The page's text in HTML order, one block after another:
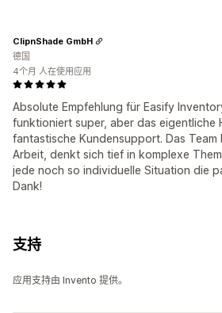
Absolute Empfehlung für Easify
funktioniert super, aber das eigentliche
fantastische Kundensupport. Das
Arbeit, denkt sich tief in komplexe
jede noch so individuelle Situation die
Dank!
ClipnShade GmbH
德国
4个月 人在使用应用
支持
应用支持由 Invento 提供。